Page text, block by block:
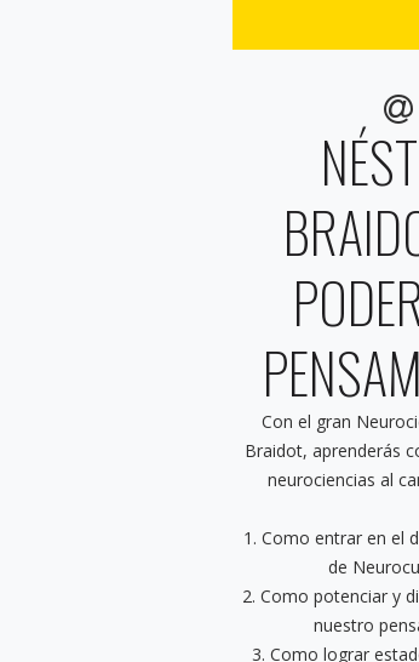
Con el gran
Braidot, aprenderás
neurociencias al
1. Como entrar en el
de
2. Como potenciar y
nuestro
3. Como lograr